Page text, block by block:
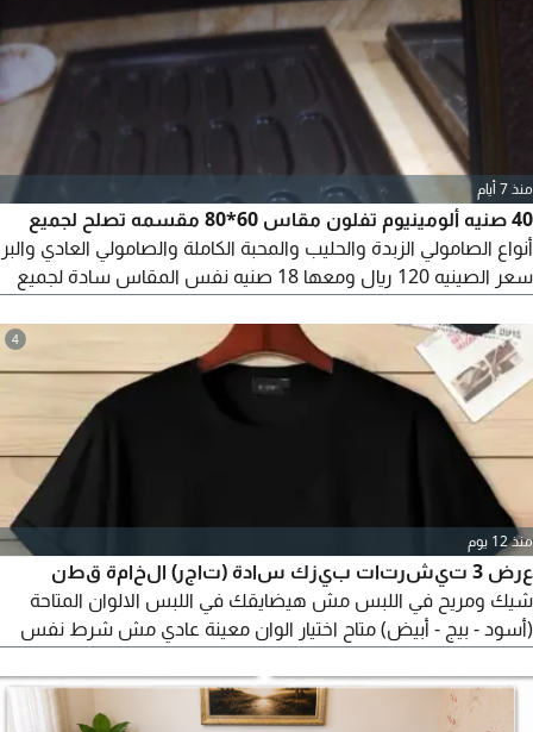
منذ 7 أيام
40 صنيه ألومينيوم تفلون مقاس 60*80 مقسمه تصلح لجميع
أنواع الصامولي الزبدة والحليب والمحبة الكاملة والصامولي العادي والبر
سعر الصينيه 120 ريال ومعها 18 صنيه نفس المقاس سادة لجميع
لظروف خاصه
4
منذ 12 يوم
عرض 3 تيشرتات بيزك سادة (تاجر) الخامة قطن
شيك ومريح في اللبس مش هيضايقك في اللبس الالوان المتاحة
(أسود - بيج - أبيض) متاح اختيار الوان معينة عادي مش شرط نفس
XL من 50 الى 60 كيلو XXL من 60 الى 75 كيلو XXXL من 75 الى 95
كيلو السعر 580